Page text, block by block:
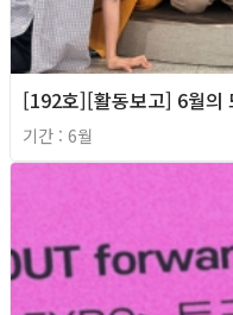
[192호][활동보고] 6월의
기간 : 6월